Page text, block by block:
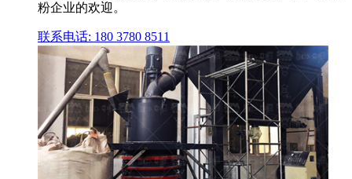
粉企业的欢迎。
联系电话: 180 3780 8511